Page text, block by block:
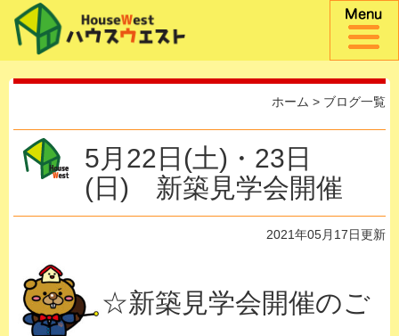
ホーム > ブログ一覧
5月22日(土)・23日
(日) 新築見学会開催
2021年05月17日更新
☆新築見学会開催のご